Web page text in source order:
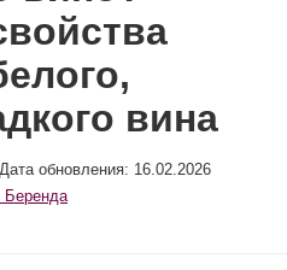
вина
Дата обновления: 16.02.2026
Беренда